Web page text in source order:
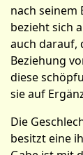
nach seinem
bezieht sich
auch darauf,
Beziehung
diese
sie auf
Die
besitzt eine